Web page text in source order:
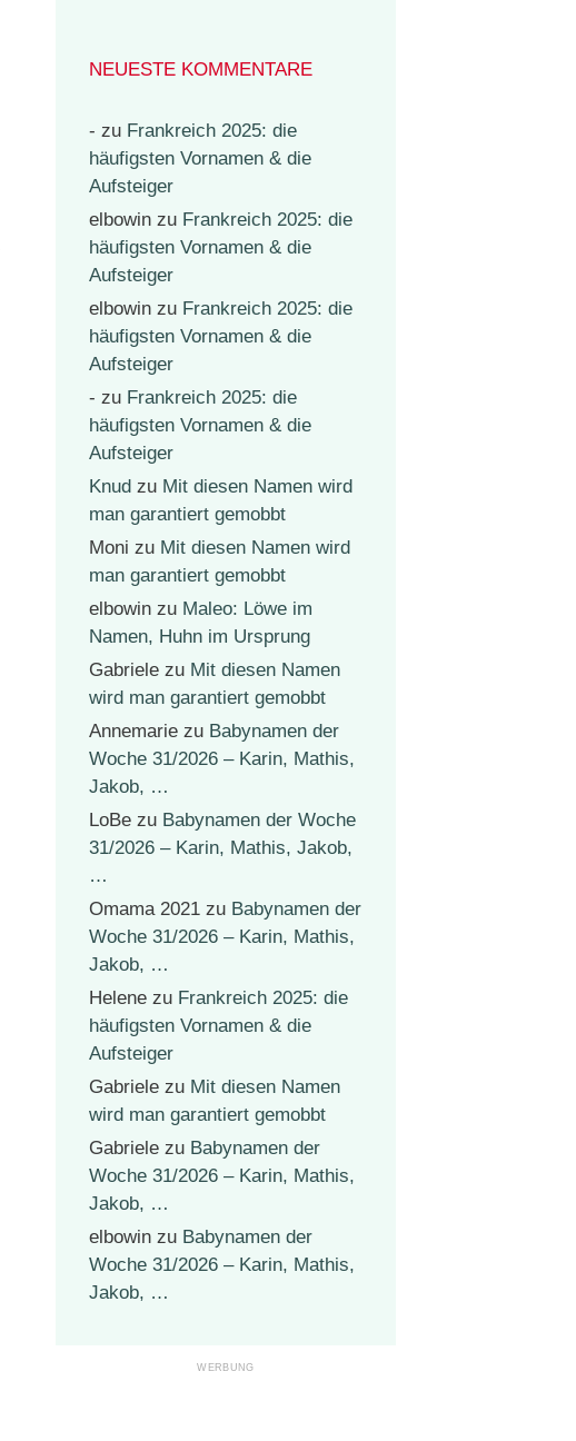
NEUESTE KOMMENTARE
- zu Frankreich 2025: die
häufigsten Vornamen & die
Aufsteiger
elbowin zu Frankreich 2025: die
häufigsten Vornamen & die
Aufsteiger
elbowin zu Frankreich 2025: die
häufigsten Vornamen & die
Aufsteiger
- zu Frankreich 2025: die
häufigsten Vornamen & die
Aufsteiger
Knud zu Mit diesen Namen wird
man garantiert gemobbt
Moni zu Mit diesen Namen wird
man garantiert gemobbt
elbowin zu Maleo: Löwe im
Namen, Huhn im Ursprung
Gabriele zu Mit diesen Namen
wird man garantiert gemobbt
Annemarie zu Babynamen der
Woche 31/2026 – Karin, Mathis,
Jakob, …
LoBe zu Babynamen der Woche
31/2026 – Karin, Mathis, Jakob,
…
Omama 2021 zu Babynamen der
Woche 31/2026 – Karin, Mathis,
Jakob, …
Helene zu Frankreich 2025: die
häufigsten Vornamen & die
Aufsteiger
Gabriele zu Mit diesen Namen
wird man garantiert gemobbt
Gabriele zu Babynamen der
Woche 31/2026 – Karin, Mathis,
Jakob, …
elbowin zu Babynamen der
Woche 31/2026 – Karin, Mathis,
Jakob, …